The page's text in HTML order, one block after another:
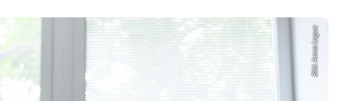
Bild: Anna Logue